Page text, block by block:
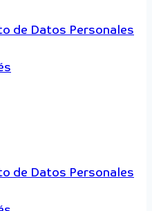
de Datos Personales
de Datos Personales